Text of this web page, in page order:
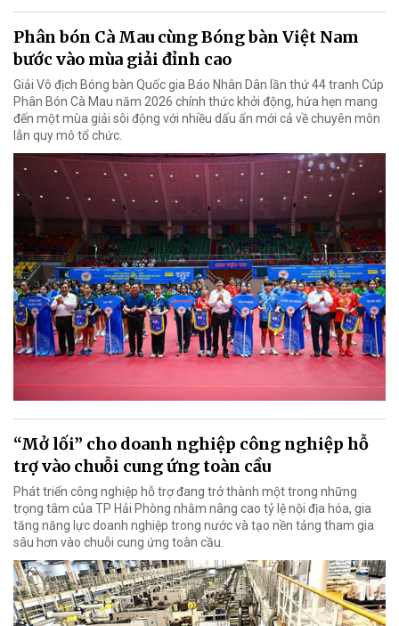
Phân bón Cà Mau cùng Bóng bàn Việt Nam
bước vào mùa giải đỉnh cao
Giải Vô địch Bóng bàn Quốc gia Báo Nhân Dân lần thứ 44 tranh Cúp
Phân Bón Cà Mau năm 2026 chính thức khởi động, hứa hẹn mang
đến một mùa giải sôi động với nhiều dấu ấn mới cả về chuyên môn
lẫn quy mô tổ chức.
“Mở lối” cho doanh nghiệp công nghiệp hỗ
trợ vào chuỗi cung ứng toàn cầu
Phát triển công nghiệp hỗ trợ đang trở thành một trong những
trọng tâm của TP Hải Phòng nhằm nâng cao tỷ lệ nội địa hóa, gia
tăng năng lực doanh nghiệp trong nước và tạo nền tảng tham gia
sâu hơn vào chuỗi cung ứng toàn cầu.